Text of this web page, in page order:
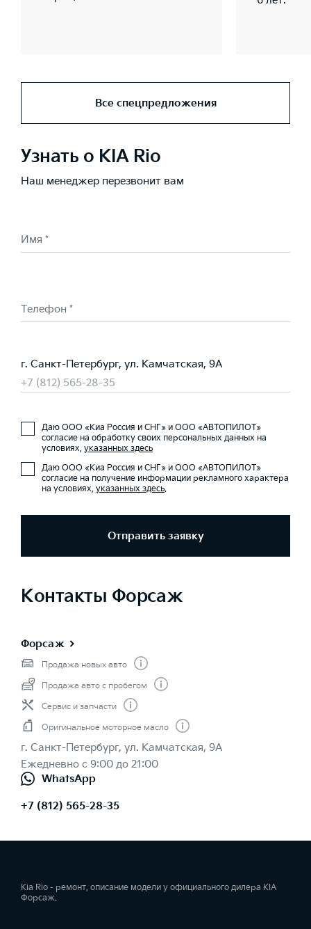
Все спецпредложения
Узнать о KIA Rio
Наш менеджер перезвонит вам
Имя *
Телефон *
г. Санкт-Петербург, ул. Камчатская, 9А
+7 (812) 565-28-35
Даю ООО «Киа Россия и СНГ» и ООО «АВТОПИЛОТ»
согласие на обработку своих персональных данных на
условиях, указанных здесь
Даю ООО «Киа Россия и СНГ» и ООО «АВТОПИЛОТ»
согласие на получение информации рекламного характера
на условиях, указанных здесь.
Отправить заявку
Контакты Форсаж
Форсаж
Продажа новых авто
Продажа авто с пробегом
Сервис и запчасти
Оригинальное моторное масло
г. Санкт-Петербург, ул. Камчатская, 9А
Ежедневно с 9:00 до 21:00
WhatsApp
+7 (812) 565-28-35
Kia Rio - ремонт, описание модели у официального дилера KIA
Форсаж.